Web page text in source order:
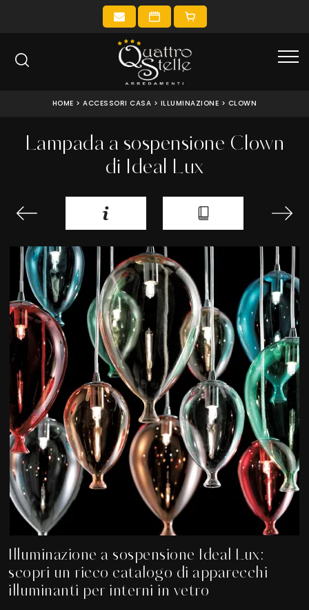
HOME >ACCESSORI CASA > ILLUMINAZIONE > CLOWN
Lampada a sospensione Clown
di Ideal Lux
Illuminazione a sospensione Ideal Lux:
scopri un ricco catalogo di apparecchi
illuminanti per interni in vetro